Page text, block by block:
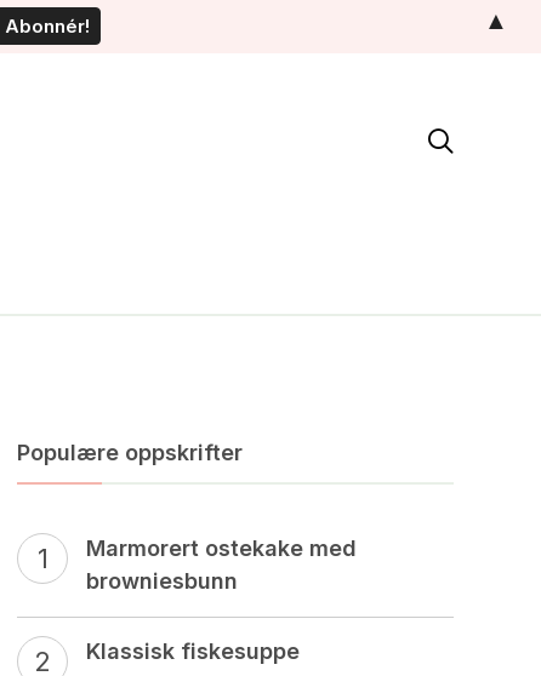

Populære oppskrifter
Marmorert ostekake med
browniesbunn
Klassisk fiskesuppe
▲